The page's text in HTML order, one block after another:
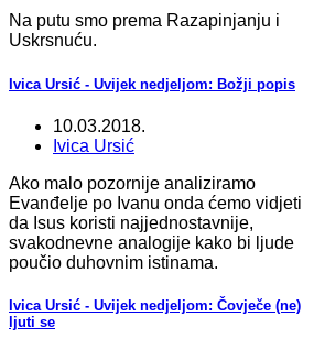
Na putu smo prema Razapinjanju i
Uskrsnuću.
Ivica Ursić - Uvijek nedjeljom: Božji popis
10.03.2018.
Ivica Ursić
Ako malo pozornije analiziramo
Evanđelje po Ivanu onda ćemo vidjeti
da Isus koristi najjednostavnije,
svakodnevne analogije kako bi ljude
poučio duhovnim istinama.
Ivica Ursić - Uvijek nedjeljom: Čovječe (ne)
ljuti se